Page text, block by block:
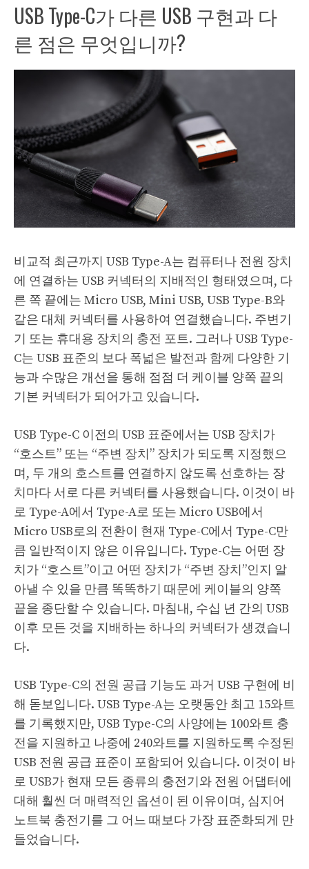
USB Type-C가 다른 USB 구현과 다
른 점은 무엇입니까?
비교적 최근까지 USB Type-A는 컴퓨터나 전원 장치
에 연결하는 USB 커넥터의 지배적인 형태였으며, 다
른 쪽 끝에는 Micro USB, Mini USB, USB Type-B와
같은 대체 커넥터를 사용하여 연결했습니다. 주변기
기 또는 휴대용 장치의 충전 포트. 그러나 USB Type-
C는 USB 표준의 보다 폭넓은 발전과 함께 다양한 기
능과 수많은 개선을 통해 점점 더 케이블 양쪽 끝의
기본 커넥터가 되어가고 있습니다.
USB Type-C 이전의 USB 표준에서는 USB 장치가
“호스트” 또는 “주변 장치” 장치가 되도록 지정했으
며, 두 개의 호스트를 연결하지 않도록 선호하는 장
치마다 서로 다른 커넥터를 사용했습니다. 이것이 바
로 Type-A에서 Type-A로 또는 Micro USB에서
Micro USB로의 전환이 현재 Type-C에서 Type-C만
큼 일반적이지 않은 이유입니다. Type-C는 어떤 장
치가 “호스트”이고 어떤 장치가 “주변 장치”인지 알
아낼 수 있을 만큼 똑똑하기 때문에 케이블의 양쪽
끝을 종단할 수 있습니다. 마침내, 수십 년 간의 USB
이후 모든 것을 지배하는 하나의 커넥터가 생겼습니
다.
USB Type-C의 전원 공급 기능도 과거 USB 구현에 비
해 돋보입니다. USB Type-A는 오랫동안 최고 15와트
를 기록했지만, USB Type-C의 사양에는 100와트 충
전을 지원하고 나중에 240와트를 지원하도록 수정된
USB 전원 공급 표준이 포함되어 있습니다. 이것이 바
로 USB가 현재 모든 종류의 충전기와 전원 어댑터에
대해 훨씬 더 매력적인 옵션이 된 이유이며, 심지어
노트북 충전기를 그 어느 때보다 가장 표준화되게 만
들었습니다.